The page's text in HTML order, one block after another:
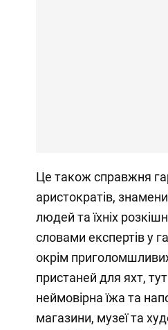
Це також справжня
аристократів,
людей та їхніх
словами експертів у
окрім
пристаней для яхт,
неймовірна їжа та
магазини, музеї та